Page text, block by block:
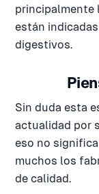
principalmente
están
digestivos.
Sin duda esta
actualidad por
eso no
muchos los
de calidad.